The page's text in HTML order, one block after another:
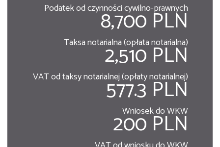
Podatek od czynności cywilno-prawnych
8,700 PLN
Taksa notarialna (opłata notarialna)
2,510 PLN
VAT od taksy notarialnej (opłaty notarialnej)
577.3 PLN
Wniosek do WKW
200 PLN